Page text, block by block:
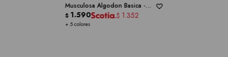
Musculosa Algodon Basica -
RUBY RD
+ 5 colores
$ 1.590 $ 1.352